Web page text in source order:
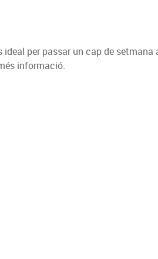
ideal per passar un cap de
informació.